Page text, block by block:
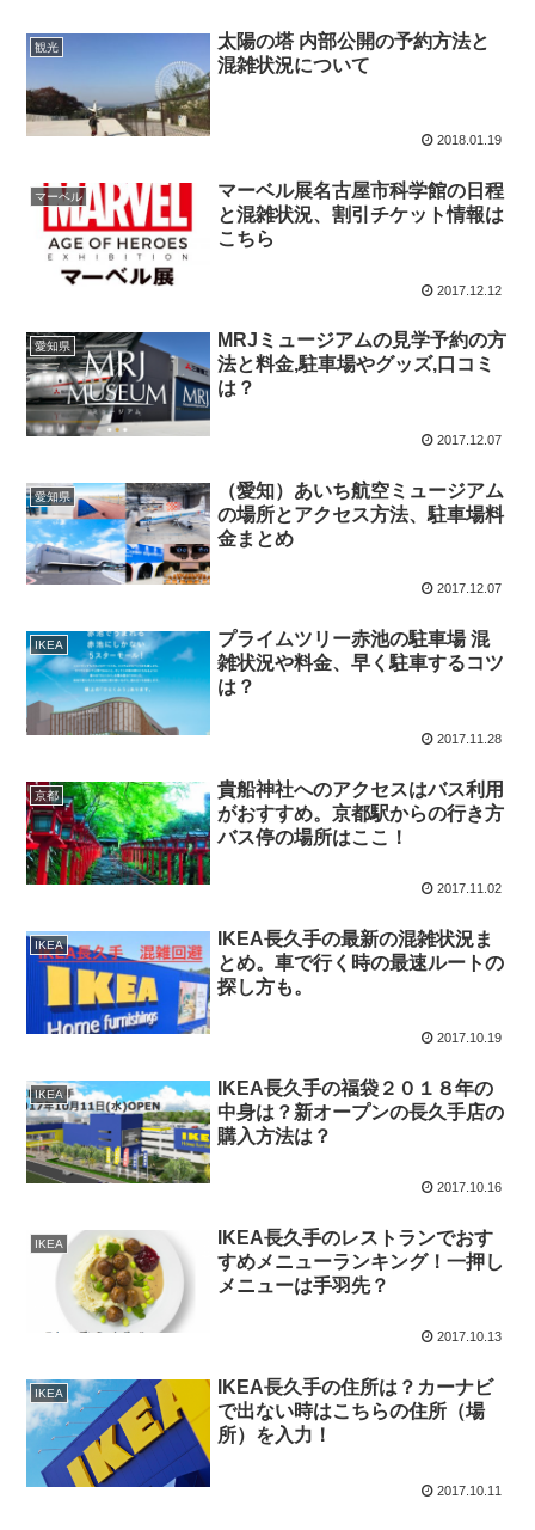
観光
太陽の塔 内部公開の予約方法と
混雑状況について
2018.01.19
マーベル
マーベル展名古屋市科学館の日程
と混雑状況、割引チケット情報は
こちら
2017.12.12
愛知県
MRJミュージアムの見学予約の方
法と料金,駐車場やグッズ,口コミ
は？
2017.12.07
愛知県
（愛知）あいち航空ミュージアム
の場所とアクセス方法、駐車場料
金まとめ
2017.12.07
IKEA
プライムツリー赤池の駐車場 混
雑状況や料金、早く駐車するコツ
は？
2017.11.28
京都
貴船神社へのアクセスはバス利用
がおすすめ。京都駅からの行き方
バス停の場所はここ！
2017.11.02
IKEA
IKEA長久手の最新の混雑状況ま
とめ。車で行く時の最速ルートの
探し方も。
2017.10.19
IKEA
IKEA長久手の福袋２０１８年の
中身は？新オープンの長久手店の
購入方法は？
2017.10.16
IKEA
IKEA長久手のレストランでおす
すめメニューランキング！一押し
メニューは手羽先？
2017.10.13
IKEA
IKEA長久手の住所は？カーナビ
で出ない時はこちらの住所（場
所）を入力！
2017.10.11